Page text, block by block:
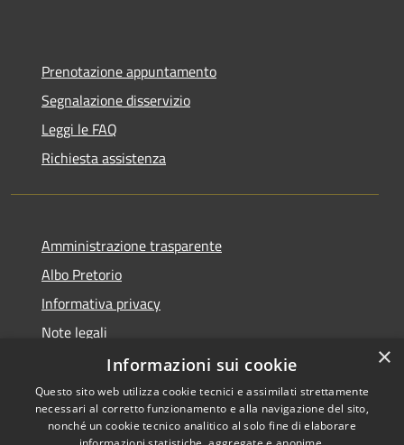
Prenotazione appuntamento
Segnalazione disservizio
Leggi le FAQ
Richiesta assistenza
Amministrazione trasparente
Albo Pretorio
Informativa privacy
Note legali
Dichiarazione di accessibilità
×
Informazioni sui cookie
Questo sito web utilizza cookie tecnici e assimilati strettamente
necessari al corretto funzionamento e alla navigazione del sito,
nonché un cookie tecnico analitico al solo fine di elaborare